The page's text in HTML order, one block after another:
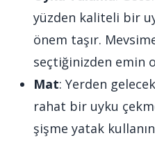
yüzden kaliteli bir
önem taşır.
seçtiğinizden emin
Mat: Yerden
rahat bir uyku
şişme yatak